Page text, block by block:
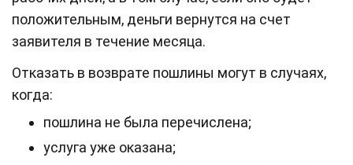
положительным, деньги вернутся на счет
заявителя в течение месяца.
Отказать в возврате пошлины могут в случаях,
когда:
пошлина не была перечислена;
услуга уже оказана;